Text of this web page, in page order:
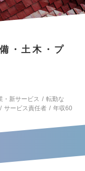
・土木・プ
・新サービス
転勤な
サービス責任者
年収60